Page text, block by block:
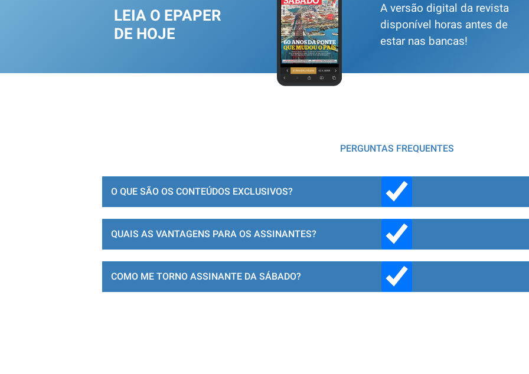
LEIA O EPAPER
DE HOJE
A versão digital da revista
disponível horas antes de
estar nas bancas!
PERGUNTAS FREQUENTES
O QUE SÃO OS CONTEÚDOS EXCLUSIVOS?
QUAIS AS VANTAGENS PARA OS ASSINANTES?
COMO ME TORNO ASSINANTE DA SÁBADO?